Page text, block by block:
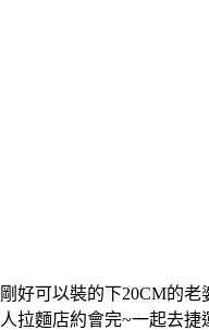
剛好可以裝的下20CM的
人拉麵店約會完~一起去